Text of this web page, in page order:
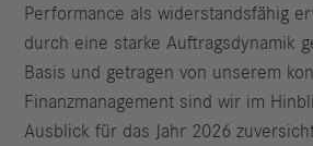
Performance als widerstandsfähig
durch eine starke Auftragsdynamik
Basis und getragen von unserem
Finanzmanagement sind wir im
Ausblick für das Jahr 2026